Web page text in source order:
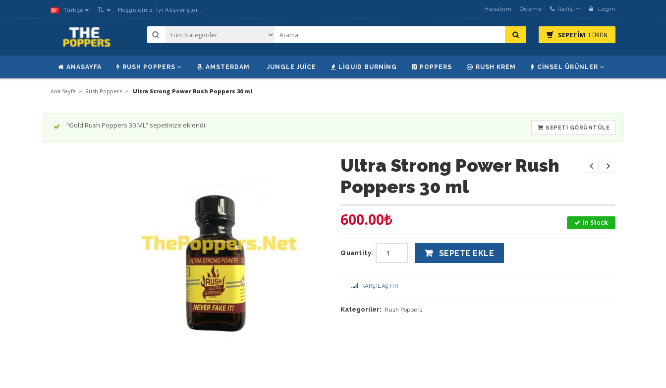
Türkçe TL Hoşgeldiniz, İyi Alışverişler... Hesabım Ödeme İletişim Login
SEPETİM 1 ÜRÜN
ANASAYFA RUSH POPPERS AMSTERDAM JUNGLE JUICE LIQUID BURNING POPPERS RUSH KREM CINSEL ÜRÜNLER
Ana Sayfa » Rush Poppers » Ultra Strong Power Rush Poppers 30 ml
SEPETI GÖRÜNTÜLE
“Gold Rush Poppers 30 ML” sepetinize eklendi.
Ultra Strong Power Rush
Poppers 30 ml
600.00₺ In Stock
Quantity: SEPETE EKLE
KARŞILAŞTIR
Kategoriler: Rush Poppers